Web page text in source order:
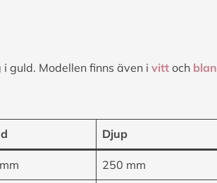
guld. Modellen finns även i vitt och
Djup
250 mm